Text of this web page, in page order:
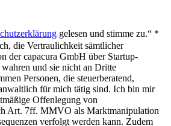
gelesen und stimme zu.“ *
die Vertraulichkeit sämtlicher
der capacura GmbH über Startup-
und sie nicht an Dritte
Personen, die steuerberatend,
für mich tätig sind. Ich bin mir
Offenlegung von
Art. 7ff. MMVO als Marktmanipulation
verfolgt werden kann. Zudem